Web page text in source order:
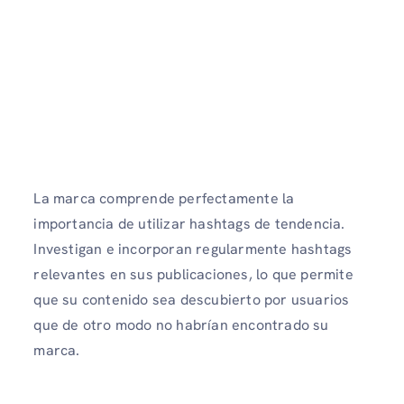
La marca comprende perfectamente la
importancia de utilizar hashtags de tendencia.
Investigan e incorporan regularmente hashtags
relevantes en sus publicaciones, lo que permite
que su contenido sea descubierto por usuarios
que de otro modo no habrían encontrado su
marca.